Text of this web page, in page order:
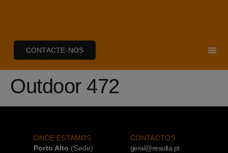
CONTACTE-NOS
Outdoor 472
ONDE ESTAMOS
Porto Alto (Sede)
CONTACTOS
geral@resulta.pt